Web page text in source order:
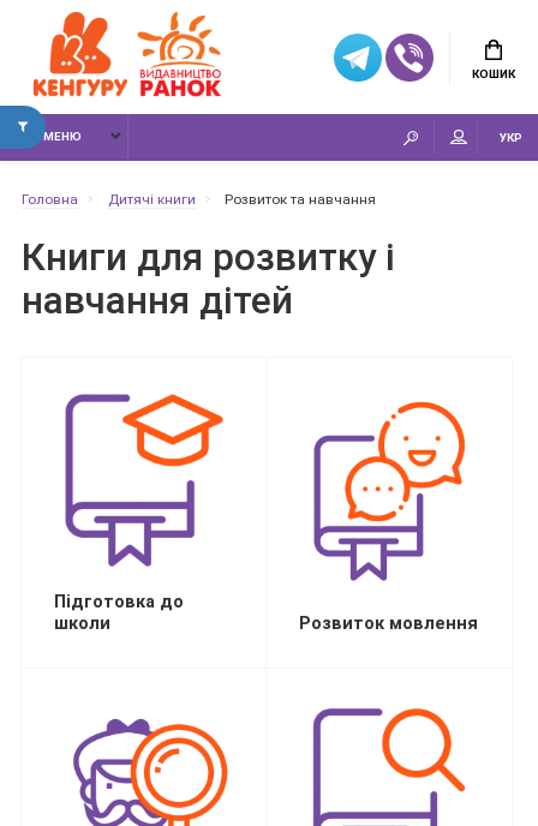
КОШИК
МЕНЮ УКР
Головна Дитячі книги Розвиток та навчання
Книги для розвитку і
навчання дітей
Підготовка до
школи
Розвиток мовлення